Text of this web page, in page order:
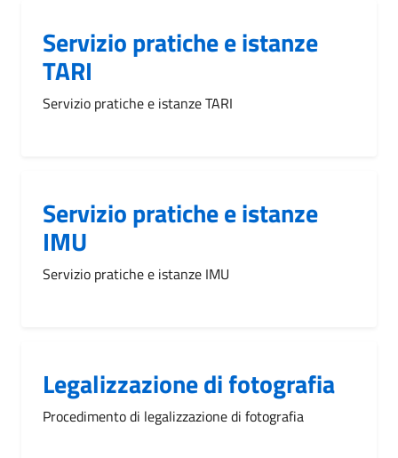
Servizio pratiche e istanze
TARI
Servizio pratiche e istanze TARI
Servizio pratiche e istanze
IMU
Servizio pratiche e istanze IMU
Legalizzazione di fotografia
Procedimento di legalizzazione di fotografia